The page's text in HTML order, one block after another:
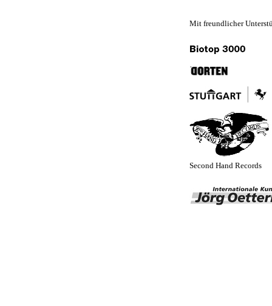
Mit freundlicher
Second Hand Records